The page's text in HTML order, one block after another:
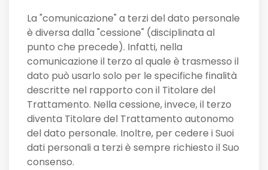
La "comunicazione" a terzi del dato personale
è diversa dalla "cessione" (disciplinata al
punto che precede). Infatti, nella
comunicazione il terzo al quale è trasmesso il
dato può usarlo solo per le specifiche finalità
descritte nel rapporto con il Titolare del
Trattamento. Nella cessione, invece, il terzo
diventa Titolare del Trattamento autonomo
del dato personale. Inoltre, per cedere i Suoi
dati personali a terzi è sempre richiesto il Suo
consenso.